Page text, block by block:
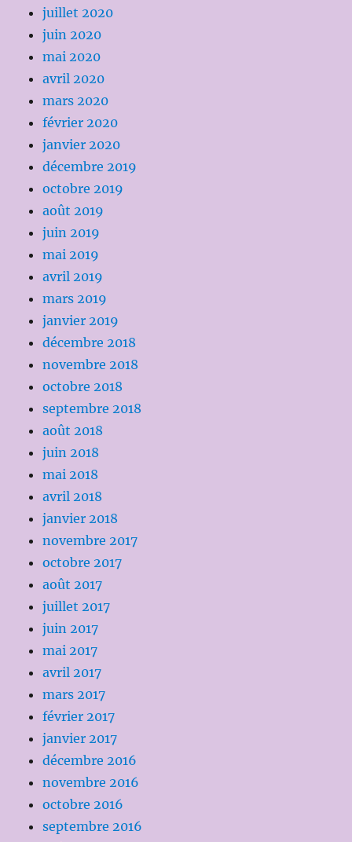
juillet 2020
juin 2020
mai 2020
avril 2020
mars 2020
février 2020
janvier 2020
décembre 2019
octobre 2019
août 2019
juin 2019
mai 2019
avril 2019
mars 2019
janvier 2019
décembre 2018
novembre 2018
octobre 2018
septembre 2018
août 2018
juin 2018
mai 2018
avril 2018
janvier 2018
novembre 2017
octobre 2017
août 2017
juillet 2017
juin 2017
mai 2017
avril 2017
mars 2017
février 2017
janvier 2017
décembre 2016
novembre 2016
octobre 2016
septembre 2016